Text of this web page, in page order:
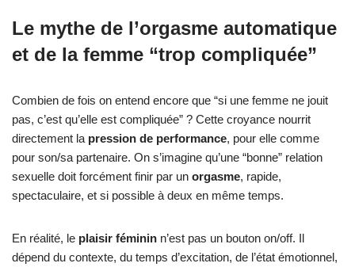
Le mythe de l’orgasme automatique
et de la femme “trop compliquée”
Combien de fois on entend encore que “si une femme ne jouit
pas, c’est qu’elle est compliquée” ? Cette croyance nourrit
directement la pression de performance, pour elle comme
pour son/sa partenaire. On s’imagine qu’une “bonne” relation
sexuelle doit forcément finir par un orgasme, rapide,
spectaculaire, et si possible à deux en même temps.
En réalité, le plaisir féminin n’est pas un bouton on/off. Il
dépend du contexte, du temps d’excitation, de l’état émotionnel,